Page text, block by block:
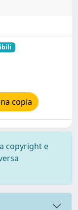
copia
copyright e